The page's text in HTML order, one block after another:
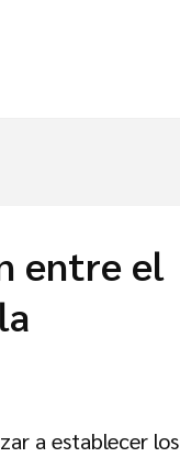
entre el
a establecer los